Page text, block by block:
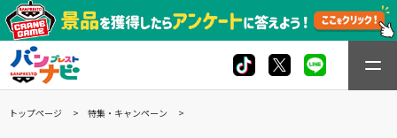
トップページ 特集・キャンペーン